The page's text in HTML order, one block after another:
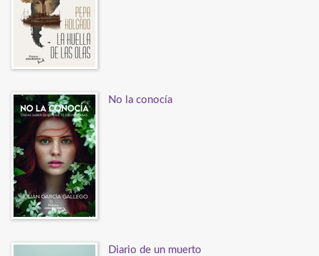
No la conocía
Diario de un muerto